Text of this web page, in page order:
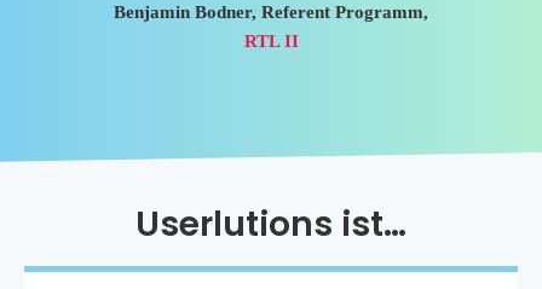
Benjamin Bodner, Referent Programm,
RTL II
Userlutions ist…